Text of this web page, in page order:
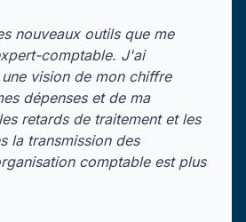
nouveaux outils que me
comptable. J'ai
vision de mon chiffre
dépenses et de ma
retards de traitement et les
la transmission des
comptable est plus